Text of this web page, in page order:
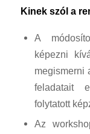
Kinek szól a
A
képezni
megismerni
feladatait
folytatott
Az